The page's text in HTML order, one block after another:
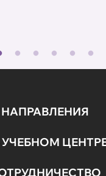
НАПРАВЛЕНИЯ